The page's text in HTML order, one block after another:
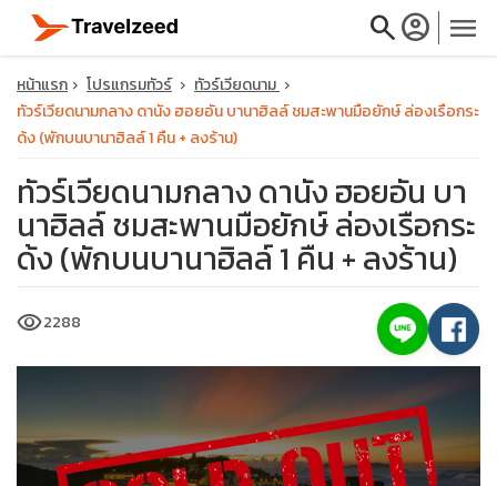
searchaccount_circle menu
close
travel_explore
calendar_month
search
หน้าแรก โปรแกรมทัวร์
ทัวร์เวียดนาม
ทัวร์เวียดนามกลาง ดานัง ฮอยอัน บานาฮิลล์ ชมสะพานมือยักษ์ ล่องเรือกระ
ด้ง (พักบนบานาฮิลล์ 1 คืน + ลงร้าน)
ทัวร์เวียดนามกลาง ดานัง ฮอยอัน บา
นาฮิลล์ ชมสะพานมือยักษ์ ล่องเรือกระ
ด้ง (พักบนบานาฮิลล์ 1 คืน + ลงร้าน)
visibility2288